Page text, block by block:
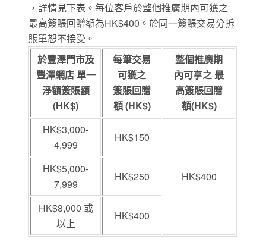
，詳情見下表。每位客戶於整個推廣期內可獲之
最高簽賬回贈額為HK$400。於同一簽賬交易分拆
賬單恕不接受。
於豐澤門市及
豐澤網店 單一
淨額簽賬額
(HK$)
每筆交易
可獲之
簽賬回贈
額 (HK$)
整個推廣期
內可享之 最
高簽賬回贈
額(HK$)
HK$3,000-
4,999
HK$150
HK$400
HK$5,000-
7,999
HK$250
HK$8,000 或
以上
HK$400